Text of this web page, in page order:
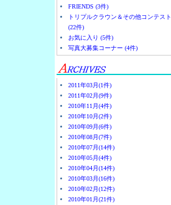
FRIENDS (3件)
トリプルクラウン＆その他コンテスト
(22件)
お気に入り (5件)
写真大募集コーナー (4件)
2011年03月(1件)
2011年02月(9件)
2010年11月(4件)
2010年10月(2件)
2010年09月(6件)
2010年08月(7件)
2010年07月(14件)
2010年05月(4件)
2010年04月(14件)
2010年03月(16件)
2010年02月(12件)
2010年01月(21件)